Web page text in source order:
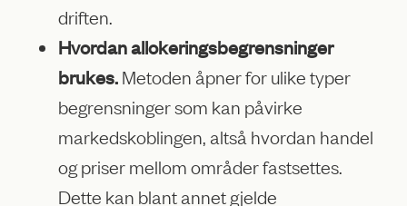
driften.
Hvordan allokeringsbegrensninger
brukes.Metoden åpner for ulike typer
begrensninger som kan påvirke
markedskoblingen, altså hvordan handel
og priser mellom områder fastsettes.
Dette kan blant annet gjelde